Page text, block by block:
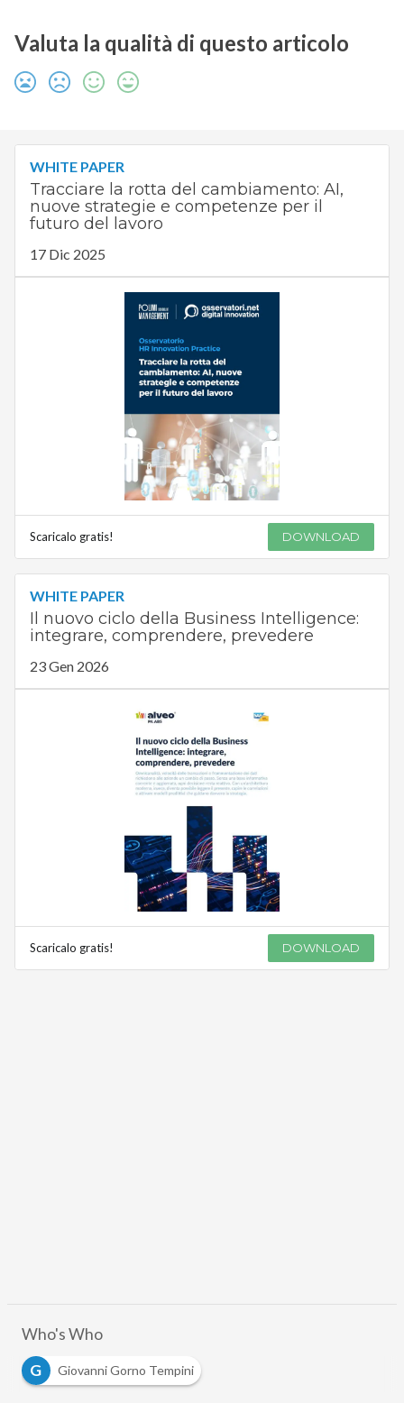
Valuta la qualità di questo articolo
WHITE PAPER
Tracciare la rotta del cambiamento: AI,
nuove strategie e competenze per il
futuro del lavoro
17 Dic 2025
Scaricalo gratis! DOWNLOAD
WHITE PAPER
Il nuovo ciclo della Business Intelligence:
integrare, comprendere, prevedere
23 Gen 2026
Scaricalo gratis! DOWNLOAD
Who's Who
G
Giovanni Gorno Tempini